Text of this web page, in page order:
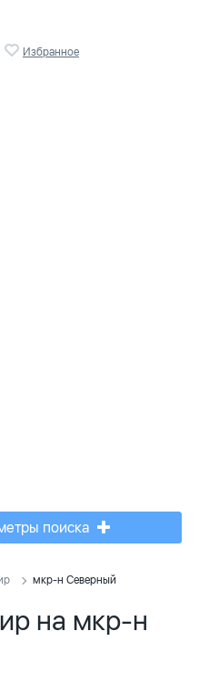
Избранное
поиска
мкр-н Северный
на мкр-н